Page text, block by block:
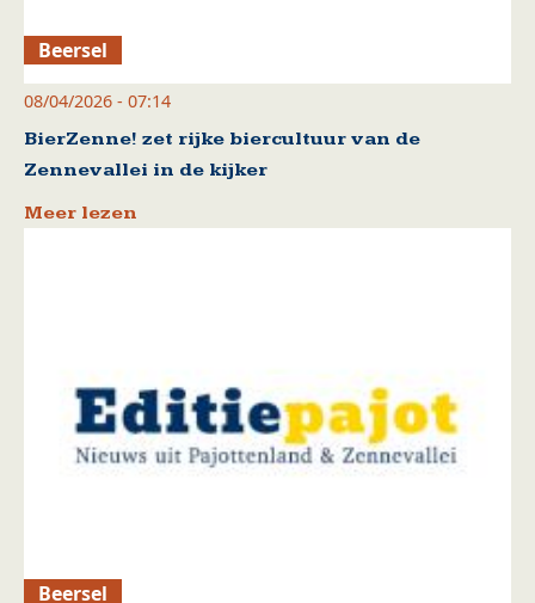
Beersel
08/04/2026 - 07:14
BierZenne! zet rijke biercultuur van de
Zennevallei in de kijker
Meer lezen
Beersel